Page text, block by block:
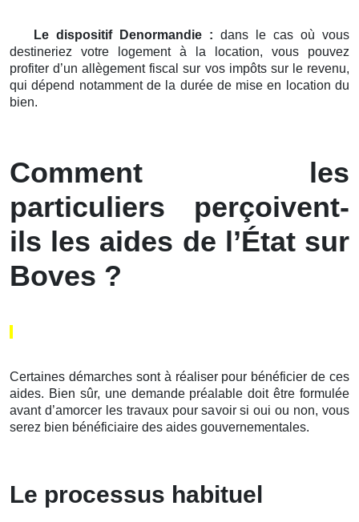
Le dispositif Denormandie : dans le cas où vous
destineriez votre logement à la location, vous pouvez
profiter d’un allègement fiscal sur vos impôts sur le revenu,
qui dépend notamment de la durée de mise en location du
bien.
Comment les
particuliers perçoivent-
ils les aides de l’État sur
Boves ?
Certaines démarches sont à réaliser pour bénéficier de ces
aides. Bien sûr, une demande préalable doit être formulée
avant d’amorcer les travaux pour savoir si oui ou non, vous
serez bien bénéficiaire des aides gouvernementales.
Le processus habituel